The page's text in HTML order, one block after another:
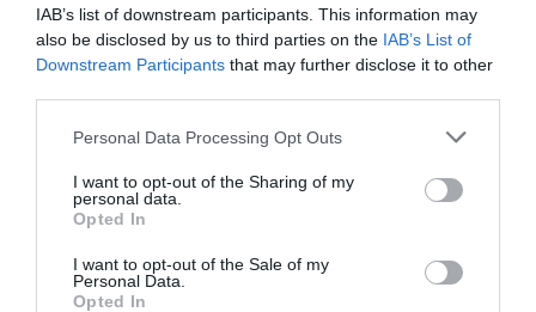
IAB’s list of downstream participants. This information may
also be disclosed by us to third parties on the IAB’s List of
Downstream Participants that may further disclose it to other
Please note that this website/app uses one or more Google
not limited to your visit or usage behaviour. You may click to
grant or deny consent to Google and its third-party tags to
use your data for below specified purposes in below Google
consent section.
Personal Data Processing Opt Outs
I want to opt-out of the Sharing of my
personal data.
Opted In
I want to opt-out of the Sale of my
Personal Data.
Opted In
πληροφορίες για την παραγωγική
διαδικασία, από τη συλλογή των εκλεκτών
κόκκων καφέ μέχρι τη στιγμή που τον
απολαμβάνουμε στο φλιτζάνι μας, καθώς
επίσης και την ένταση καβουρδίσματος του
καφέ.
Ανακαλύψτε τις νέες συσκευασίες καφέ